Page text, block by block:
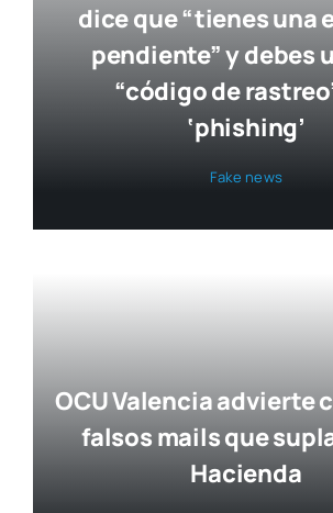
dice que “tienes una
pendiente” y debes
“código de
‘phishing’
Fake news
OCU Valencia advierte
falsos mails que
Hacienda